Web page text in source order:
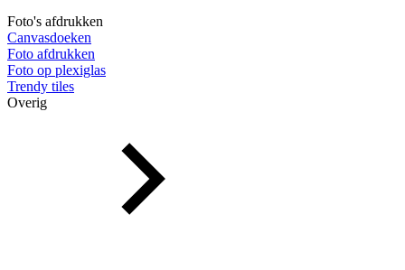
Foto's afdrukken
Canvasdoeken
Foto afdrukken
Foto op plexiglas
Trendy tiles
Overig